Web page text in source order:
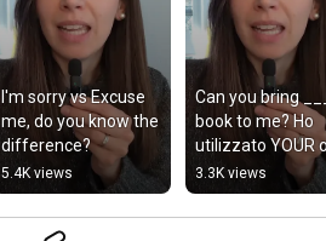
I'm sorry vs Excuse
me, do you know the
difference?
5.4K views
Can you bring
book to me? Ho
utilizzato YOUR
YOU'RE?
3.3K views